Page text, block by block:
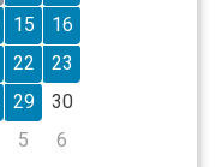
15
16
22
23
29
30
5 6